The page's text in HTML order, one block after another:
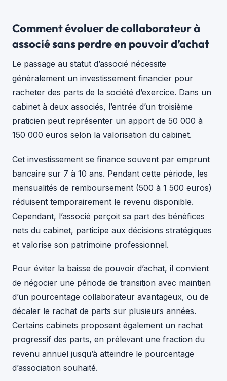
Comment évoluer de collaborateur à
associé sans perdre en pouvoir d’achat
Le passage au statut d’associé nécessite
généralement un investissement financier pour
racheter des parts de la société d’exercice. Dans un
cabinet à deux associés, l’entrée d’un troisième
praticien peut représenter un apport de 50 000 à
150 000 euros selon la valorisation du cabinet.
Cet investissement se finance souvent par emprunt
bancaire sur 7 à 10 ans. Pendant cette période, les
mensualités de remboursement (500 à 1 500 euros)
réduisent temporairement le revenu disponible.
Cependant, l’associé perçoit sa part des bénéfices
nets du cabinet, participe aux décisions stratégiques
et valorise son patrimoine professionnel.
Pour éviter la baisse de pouvoir d’achat, il convient
de négocier une période de transition avec maintien
d’un pourcentage collaborateur avantageux, ou de
décaler le rachat de parts sur plusieurs années.
Certains cabinets proposent également un rachat
progressif des parts, en prélevant une fraction du
revenu annuel jusqu’à atteindre le pourcentage
d’association souhaité.